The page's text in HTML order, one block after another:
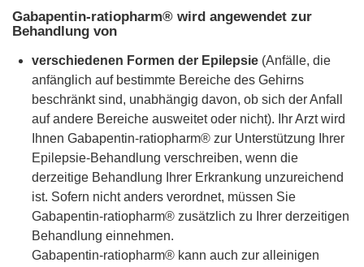
Gabapentin-ratiopharm® wird angewendet zur
Behandlung von
verschiedenen Formen der Epilepsie (Anfälle, die
anfänglich auf bestimmte Bereiche des Gehirns
beschränkt sind, unabhängig davon, ob sich der Anfall
auf andere Bereiche ausweitet oder nicht). Ihr Arzt wird
Ihnen Gabapentin-ratiopharm® zur Unterstützung Ihrer
Epilepsie-Behandlung verschreiben, wenn die
derzeitige Behandlung Ihrer Erkrankung unzureichend
ist. Sofern nicht anders verordnet, müssen Sie
Gabapentin-ratiopharm® zusätzlich zu Ihrer derzeitigen
Behandlung einnehmen.
Gabapentin-ratiopharm® kann auch zur alleinigen